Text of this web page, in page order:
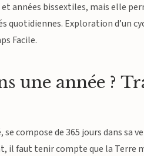
années bissextiles, mais elle
quotidiennes. Exploration d’un
Facile.
une année ?
compose de 365 jours dans sa
il faut tenir compte que la Terre